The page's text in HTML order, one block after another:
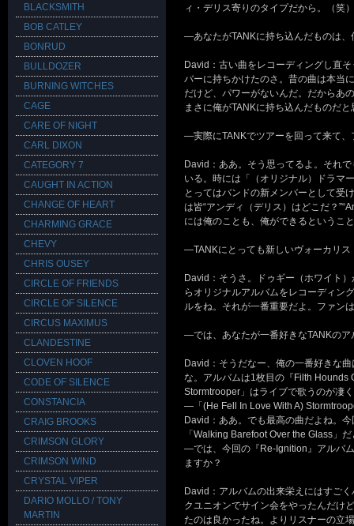
ィ・デリス寄りのタイプだから。（笑
―あなたがTANKに持ち込んだものは、
David：古い曲をレコーディングし直
バーに持ちかけたのさ。昔の曲は本当
だけど、パワーがないんだ。だからあ
まさに俺がTANKに持ち込んだものだ
―実際にTANKでツアーを回って来て
David：ああ。そう思ってるよ。それ
いる。時には「（オリジナル）ドラマ
とってはバンドの新メンバーとして受
は皆“アンディ（デリス）はどこだ？
には俺のことも、俺ができるというこ
―TANKにとっても新しいヴォーカリ
David：そうさ。ドゥギー（ホワイト
らオリジナルアルバムをレコーディン
ルをね。それが一番重要だよ。ファン
―では、あなたが一番好きなTANKの
David：そうだなー、俺の一番好きな
な。アルバムは1枚目の『Filth Hounds
Stormtrooper」はライブで歌うのが凄
―「(He Fell In Love With A)
David：ああ。でも最高の曲だよね。
「Walking Barefoot Over the Glass」
―では、今回の『Re-Ignition』アルバ
ますか？
David：アルバムの出来栄えにはすご
クユニオンでサイン会をやったんだけ
たのは良かったね。よりリスナーの立
BLACKSMITH
BOB CATLEY
BONRUD
BULLDOZER
BURNING WITCHES
CAGE
CARE OF NIGHT
CARL DIXON
CATEGORY 7
CAUGHT IN ACTION
CHANGE OF HEART
CHARMING GRACE
CHEVY
CHRIS OUSEY
CIRCLE OF FRIENDS
CIRCLE OF SILENCE
CIRCUS MAXIMUS
CLANDESTINE
CLOVEN HOOF
CODE OF SILENCE
CONSTANCIA
CRAIG BROOKS
CRIMSON GLORY
CRIMSON WIND
CRYSTAL VIPER
DARIO MOLLO / TONY
MARTIN